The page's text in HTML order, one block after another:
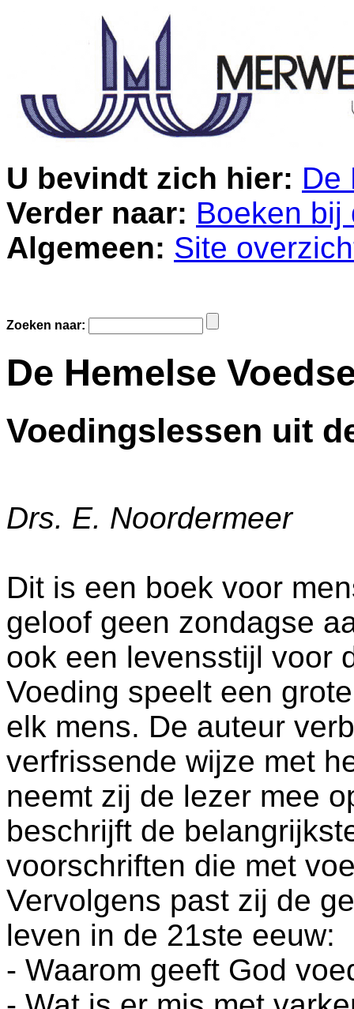
U bevindt zich hier: De
Verder naar: Boeken bij
Algemeen: Site
Zoeken naar:
De Hemelse
Voedingslessen uit
Drs. E. Noordermeer
Dit is een boek voor
geloof geen zondagse
ook een levensstijl voor
Voeding speelt een
elk mens. De auteur
verfrissende wijze met
neemt zij de lezer mee
beschrijft de
voorschriften die met
Vervolgens past zij de
leven in de 21ste eeuw:
- Waarom geeft God